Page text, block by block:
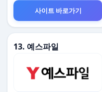
사이트 바로가기
13. 예스파일